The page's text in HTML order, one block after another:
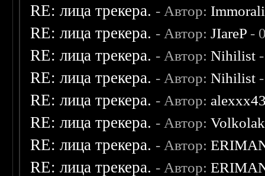
RE: лица трекера. - Автор:
RE: лица трекера. - Автор:JIareP -
RE: лица трекера. - Автор:Nihilist
RE: лица трекера. - Автор:Nihilist
RE: лица трекера. - Автор:
RE: лица трекера. - Автор:Volkolak
RE: лица трекера. - Автор:
RE: лица трекера. - Автор: